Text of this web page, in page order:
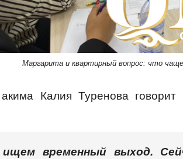
Маргарита и квартирный вопрос: что
акима Калия Туренова
временный выход.